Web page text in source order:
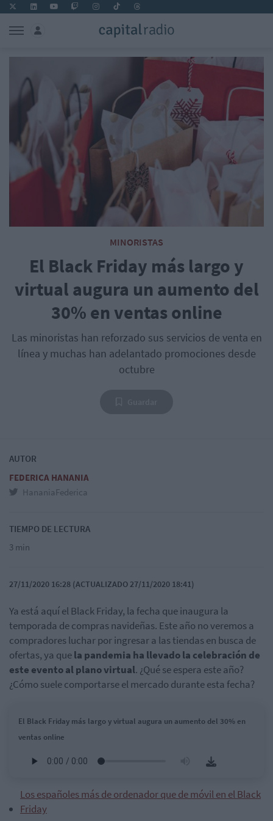
MINORISTAS
El Black Friday más largo y
virtual augura un aumento del
30% en ventas online
Las minoristas han reforzado sus servicios de venta en
línea y muchas han adelantado promociones desde
octubre
AUTOR
FEDERICA HANANIA
HananiaFederica
TIEMPO DE LECTURA
3 min
27/11/2020 16:28 (ACTUALIZADO 27/11/2020 18:41)
Ya está aquí el Black Friday, la fecha que inaugura la
temporada de compras navideñas. Este año no veremos a
compradores luchar por ingresar a las tiendas en busca de
ofertas, ya quela pandemia ha llevado la celebración de
este evento al plano virtual. ¿Qué se espera este año?
¿Cómo suele comportarse el mercado durante esta fecha?
El Black Friday más largo y virtual augura un aumento del 30% en
ventas online
Los españoles más de ordenador que de móvil en el Black
Friday